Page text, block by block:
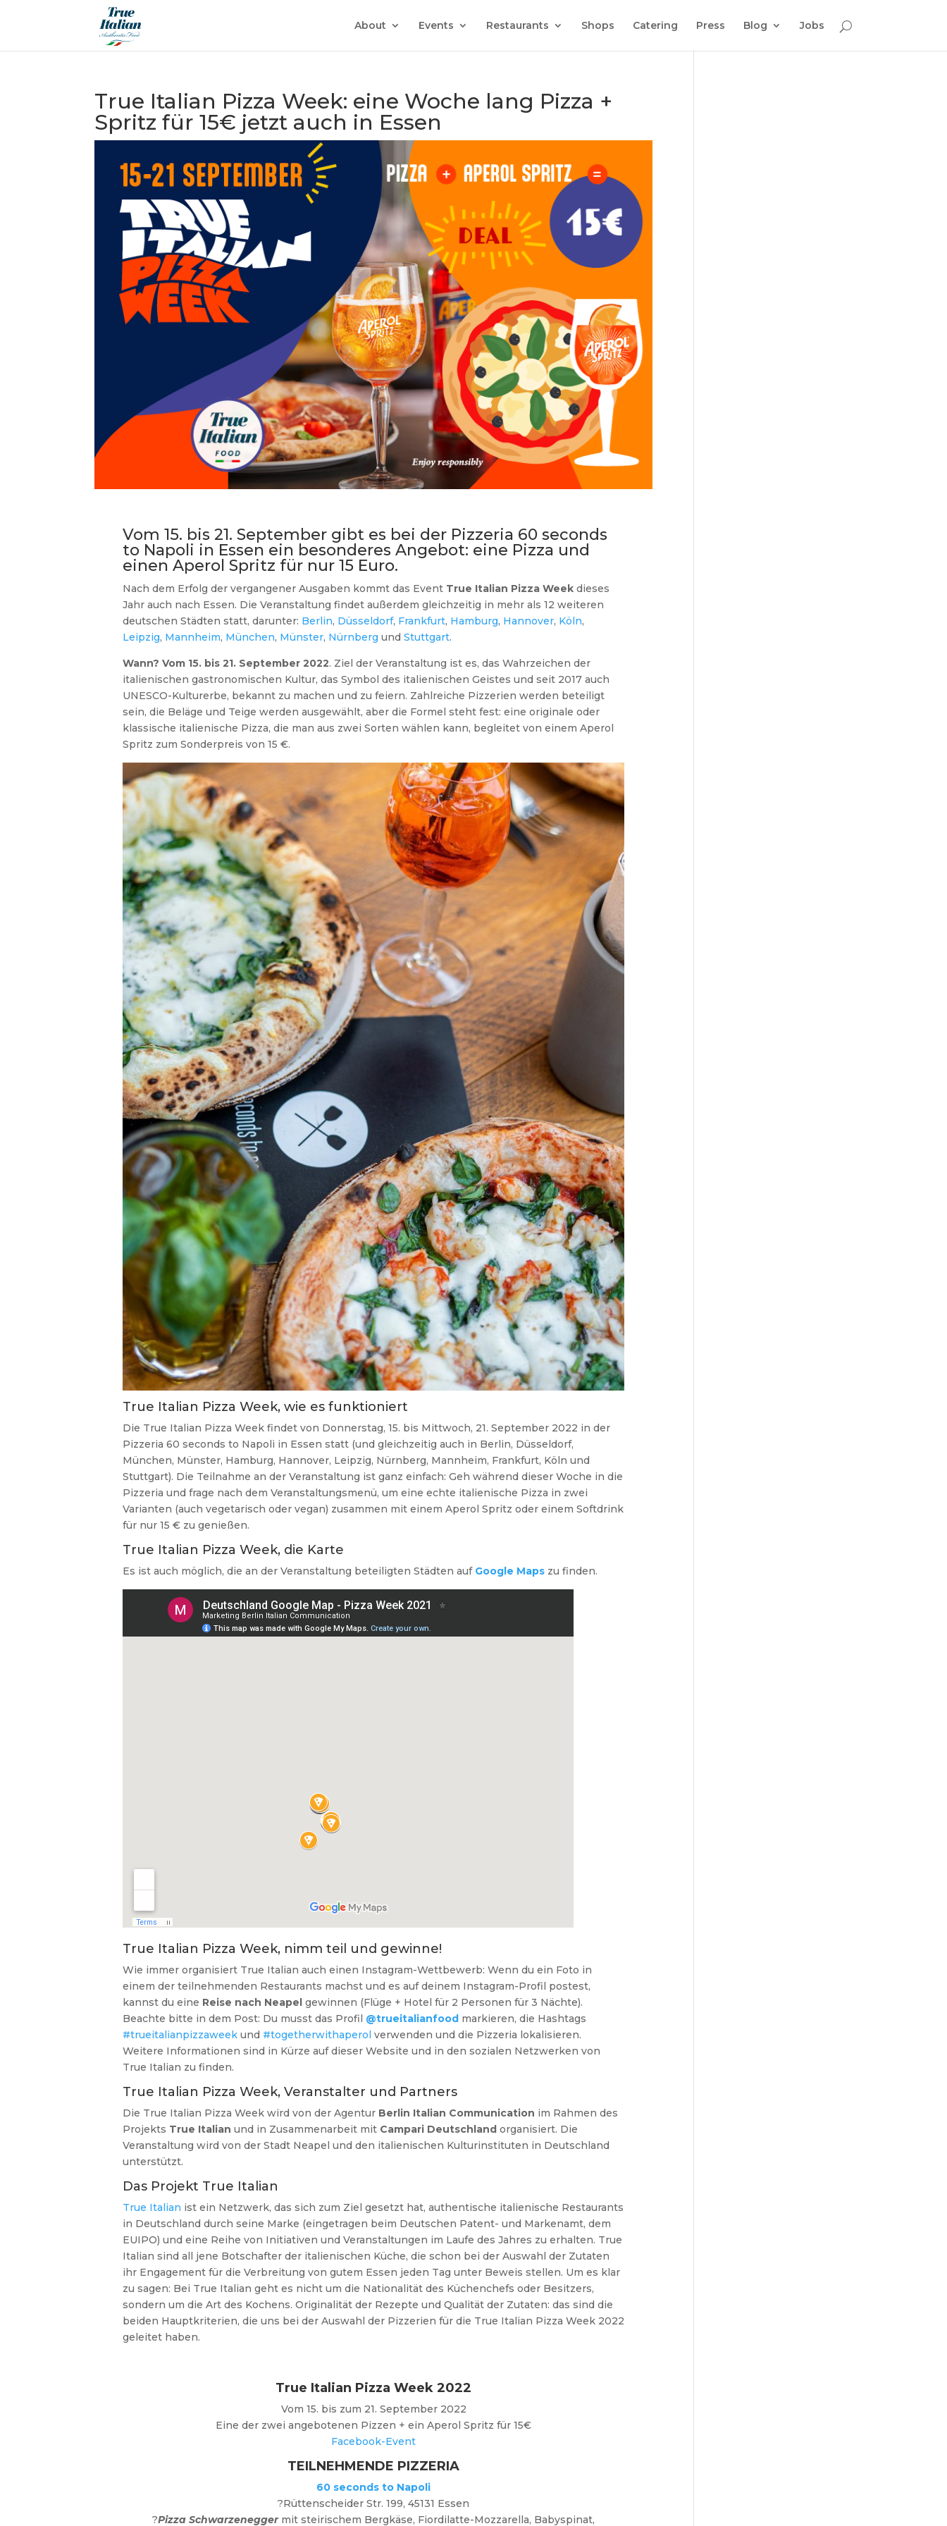
About Events Restaurants Shops Catering Press Blog Jobs
True Italian Pizza Week: eine Woche lang Pizza +
Spritz für 15€ jetzt auch in Essen
Vom 15. bis 21. September gibt es bei der Pizzeria 60 seconds
to Napoli in Essen ein besonderes Angebot: eine Pizza und
einen Aperol Spritz für nur 15 Euro.
Nach dem Erfolg der vergangener Ausgaben kommt das Event True Italian Pizza Weekdieses
Jahr auch nach Essen. Die Veranstaltung findet außerdem gleichzeitig in mehr als 12 weiteren
deutschen Städten statt, darunter: Berlin, Düsseldorf, Frankfurt, Hamburg, Hannover, Köln,
Leipzig, Mannheim, München, Münster, Nürnberg und Stuttgart.
Wann? Vom 15. bis 21. September 2022. Ziel der Veranstaltung ist es, das Wahrzeichen der
italienischen gastronomischen Kultur, das Symbol des italienischen Geistes und seit 2017 auch
UNESCO-Kulturerbe, bekannt zu machen und zu feiern. Zahlreiche Pizzerien werden beteiligt
sein, die Beläge und Teige werden ausgewählt, aber die Formel steht fest: eine originale oder
klassische italienische Pizza, die man aus zwei Sorten wählen kann, begleitet von einem Aperol
Spritz zum Sonderpreis von 15 €.
True Italian Pizza Week, wie es funktioniert
Die True Italian Pizza Week findet von Donnerstag, 15. bis Mittwoch, 21. September 2022 in der
Pizzeria 60 seconds to Napoli in Essen statt (und gleichzeitig auch in Berlin, Düsseldorf,
München, Münster, Hamburg, Hannover, Leipzig, Nürnberg, Mannheim, Frankfurt, Köln und
Stuttgart). Die Teilnahme an der Veranstaltung ist ganz einfach: Geh während dieser Woche in die
Pizzeria und frage nach dem Veranstaltungsmenü, um eine echte italienische Pizza in zwei
Varianten (auch vegetarisch oder vegan) zusammen mit einem Aperol Spritz oder einem Softdrink
für nur 15 € zu genießen.
True Italian Pizza Week, die Karte
Es ist auch möglich, die an der Veranstaltung beteiligten Städten auf Google Mapszu finden.
True Italian Pizza Week, nimm teil und gewinne!
Wie immer organisiert True Italian auch einen Instagram-Wettbewerb: Wenn du ein Foto in
einem der teilnehmenden Restaurants machst und es auf deinem Instagram-Profil postest,
kannst du eine Reise nach Neapelgewinnen (Flüge + Hotel für 2 Personen für 3 Nächte).
Beachte bitte in dem Post: Du musst das Profil @trueitalianfoodmarkieren, die Hashtags
#trueitalianpizzaweekund #togetherwithaperol verwenden und die Pizzeria lokalisieren.
Weitere Informationen sind in Kürze auf dieser Website und in den sozialen Netzwerken von
True Italian zu finden.
True Italian Pizza Week, Veranstalter und Partners
Die True Italian Pizza Week wird von der Agentur Berlin Italian Communication im Rahmen des
Projekts True Italian und in Zusammenarbeit mit Campari Deutschlandorganisiert. Die
Veranstaltung wird von der Stadt Neapel und den italienischen Kulturinstituten in Deutschland
unterstützt.
Das Projekt True Italian
True Italian ist ein Netzwerk, das sich zum Ziel gesetzt hat, authentische italienische Restaurants
in Deutschland durch seine Marke (eingetragen beim Deutschen Patent- und Markenamt, dem
EUIPO) und eine Reihe von Initiativen und Veranstaltungen im Laufe des Jahres zu erhalten. True
Italian sind all jene Botschafter der italienischen Küche, die schon bei der Auswahl der Zutaten
ihr Engagement für die Verbreitung von gutem Essen jeden Tag unter Beweis stellen. Um es klar
zu sagen: Bei True Italian geht es nicht um die Nationalität des Küchenchefs oder Besitzers,
sondern um die Art des Kochens. Originalität der Rezepte und Qualität der Zutaten: das sind die
beiden Hauptkriterien, die uns bei der Auswahl der Pizzerien für die True Italian Pizza Week 2022
geleitet haben.
True Italian Pizza Week 2022
Vom 15. bis zum 21. September 2022
Eine der zwei angebotenen Pizzen + ein Aperol Spritz für 15€
Facebook-Event
TEILNEHMENDE PIZZERIA
60 seconds to Napoli
?Rüttenscheider Str. 199, 45131 Essen
?Pizza Schwarzeneggermit steirischem Bergkäse, Fiordilatte-Mozzarella, Babyspinat,